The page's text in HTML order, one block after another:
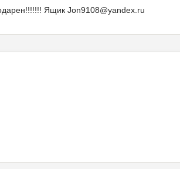
Ящик Jon9108@yandex.ru